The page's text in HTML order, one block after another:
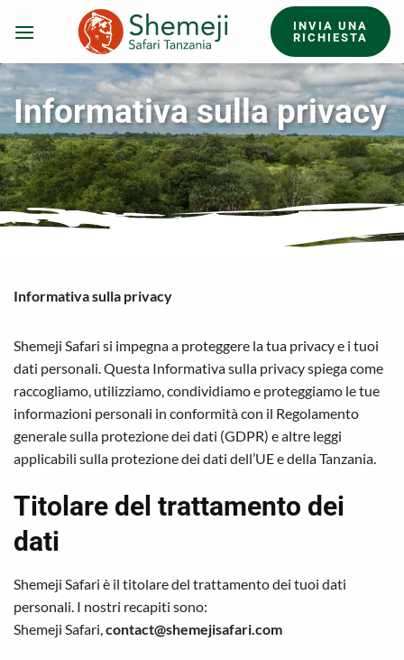
INVIA UNA
RICHIESTA
Informativa sulla privacy
Informativa sulla privacy
Shemeji Safari si impegna a proteggere la tua privacy e i tuoi
dati personali. Questa Informativa sulla privacy spiega come
raccogliamo, utilizziamo, condividiamo e proteggiamo le tue
informazioni personali in conformità con il Regolamento
generale sulla protezione dei dati (GDPR) e altre leggi
applicabili sulla protezione dei dati dell’UE e della Tanzania.
Titolare del trattamento dei
dati
Shemeji Safari è il titolare del trattamento dei tuoi dati
personali. I nostri recapiti sono:
Shemeji Safari,contact@shemejisafari.com